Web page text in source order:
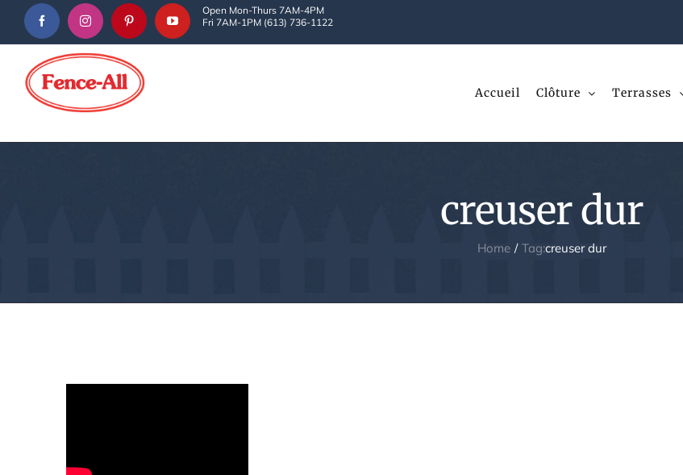
Skip
content
Open Mon-Thurs 7AM-4PM
Fri 7AM-1PM (613) 736-1122
Accueil Clôture Terrasses
creuser dur
Home Tag:creuser dur
considéré comme